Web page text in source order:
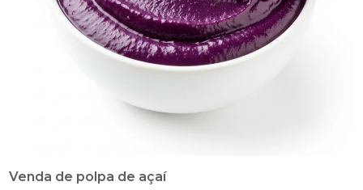
Venda de polpa de açaí